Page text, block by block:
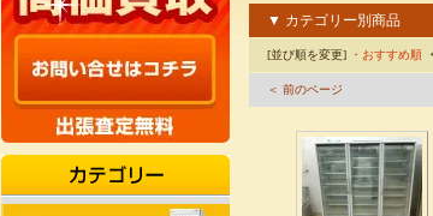
▼ カテゴリー別商品
[並び順を変更] ・おすすめ順
＜ 前のページ